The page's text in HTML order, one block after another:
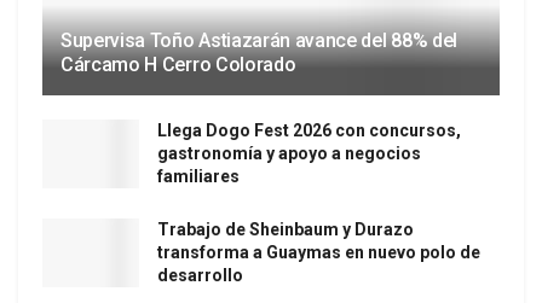
Supervisa Toño Astiazarán avance del 88% del
Cárcamo H Cerro Colorado
Llega Dogo Fest 2026 con concursos,
gastronomía y apoyo a negocios
familiares
Trabajo de Sheinbaum y Durazo
transforma a Guaymas en nuevo polo de
desarrollo